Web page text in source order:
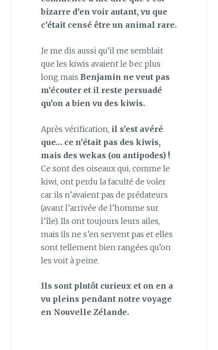
bizarre d’en voir autant, vu que
c’était censé être un animal rare.
Je me dis aussi qu’il me semblait
que les kiwis avaient le bec plus
long mais Benjamin ne veut pas
m’écouter et il reste persuadé
qu’on a bien vu des kiwis.
Après vérification, il s’est avéré
que… ce n’était pas des kiwis,
mais des wekas (ou antipodes) !
Ce sont des oiseaux qui, comme le
kiwi, ont perdu la faculté de voler
car ils n’avaient pas de prédateurs
(avant l’arrivée de l’homme sur
l’île). Ils ont toujours leurs ailes,
mais ils ne s’en servent pas et elles
sont tellement bien rangées qu’on
les voit à peine.
Ils sont plutôt curieux et on en a
vu pleins pendant notre voyage
en Nouvelle Zélande.